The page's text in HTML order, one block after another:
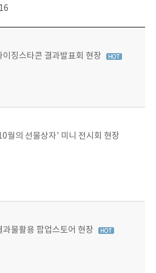
징스타콘 결과발표회 현장
월의 선물상자' 미니 전시회 현장
물활용 팝업스토어 현장